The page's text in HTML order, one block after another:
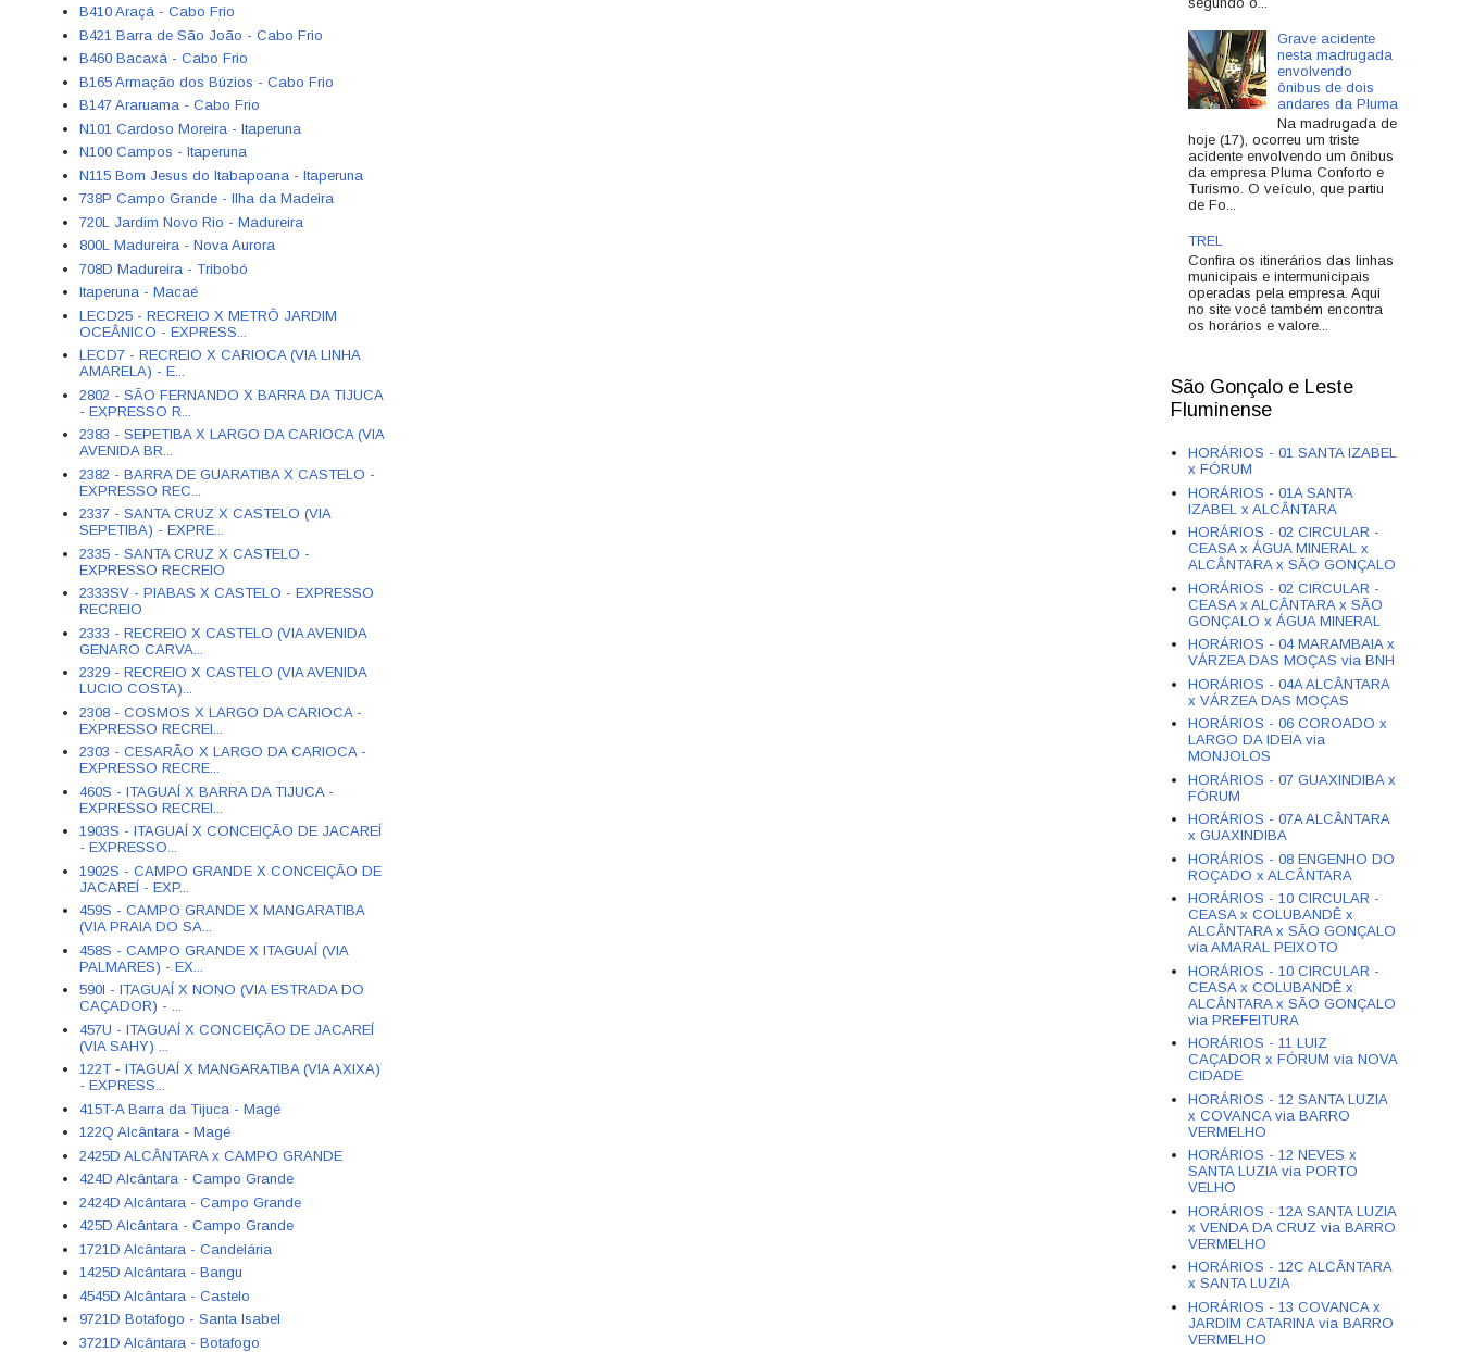
B410 Araçá - Cabo Frio
B421 Barra de São João - Cabo Frio
B460 Bacaxá - Cabo Frio
B165 Armação dos Búzios - Cabo Frio
B147 Araruama - Cabo Frio
N101 Cardoso Moreira - Itaperuna
N100 Campos - Itaperuna
N115 Bom Jesus do Itabapoana - Itaperuna
738P Campo Grande - Ilha da Madeira
720L Jardim Novo Rio - Madureira
800L Madureira - Nova Aurora
708D Madureira - Tribobó
Itaperuna - Macaé
LECD25 - RECREIO X METRÔ JARDIM
OCEÂNICO - EXPRESS...
LECD7 - RECREIO X CARIOCA (VIA LINHA
AMARELA) - E...
2802 - SÃO FERNANDO X BARRA DA TIJUCA
- EXPRESSO R...
2383 - SEPETIBA X LARGO DA CARIOCA (VIA
AVENIDA BR...
2382 - BARRA DE GUARATIBA X CASTELO -
EXPRESSO REC...
2337 - SANTA CRUZ X CASTELO (VIA
SEPETIBA) - EXPRE...
2335 - SANTA CRUZ X CASTELO -
EXPRESSO RECREIO
2333SV - PIABAS X CASTELO - EXPRESSO
RECREIO
2333 - RECREIO X CASTELO (VIA AVENIDA
GENARO CARVA...
2329 - RECREIO X CASTELO (VIA AVENIDA
LUCIO COSTA)...
2308 - COSMOS X LARGO DA CARIOCA -
EXPRESSO RECREI...
2303 - CESARÃO X LARGO DA CARIOCA -
EXPRESSO RECRE...
460S - ITAGUAÍ X BARRA DA TIJUCA -
EXPRESSO RECREI...
1903S - ITAGUAÍ X CONCEIÇÃO DE JACAREÍ
- EXPRESSO...
1902S - CAMPO GRANDE X CONCEIÇÃO DE
JACAREÍ - EXP...
459S - CAMPO GRANDE X MANGARATIBA
(VIA PRAIA DO SA...
458S - CAMPO GRANDE X ITAGUAÍ (VIA
PALMARES) - EX...
590I - ITAGUAÍ X NONO (VIA ESTRADA DO
CAÇADOR) - ...
457U - ITAGUAÍ X CONCEIÇÃO DE JACAREÍ
(VIA SAHY) ...
122T - ITAGUAÍ X MANGARATIBA (VIA AXIXA)
- EXPRESS...
415T-A Barra da Tijuca - Magé
122Q Alcântara - Magé
2425D ALCÂNTARA x CAMPO GRANDE
424D Alcântara - Campo Grande
2424D Alcântara - Campo Grande
425D Alcântara - Campo Grande
1721D Alcântara - Candelária
1425D Alcântara - Bangu
4545D Alcântara - Castelo
9721D Botafogo - Santa Isabel
3721D Alcântara - Botafogo
Grave acidente
nesta madrugada
envolvendo
ônibus de dois
andares da Pluma
Na madrugada de
hoje (17), ocorreu um triste
acidente envolvendo um ônibus
da empresa Pluma Conforto e
Turismo. O veículo, que partiu
de Fo...
TREL
Confira os itinerários das linhas
municipais e intermunicipais
operadas pela empresa. Aqui
no site você também encontra
os horários e valore...
São Gonçalo e Leste
Fluminense
HORÁRIOS - 01 SANTA IZABEL
x FÓRUM
HORÁRIOS - 01A SANTA
IZABEL x ALCÂNTARA
HORÁRIOS - 02 CIRCULAR -
CEASA x ÁGUA MINERAL x
ALCÂNTARA x SÃO GONÇALO
HORÁRIOS - 02 CIRCULAR -
CEASA x ALCÂNTARA x SÃO
GONÇALO x ÁGUA MINERAL
HORÁRIOS - 04 MARAMBAIA x
VÁRZEA DAS MOÇAS via BNH
HORÁRIOS - 04A ALCÂNTARA
x VÁRZEA DAS MOÇAS
HORÁRIOS - 06 COROADO x
LARGO DA IDEIA via
MONJOLOS
HORÁRIOS - 07 GUAXINDIBA x
FÓRUM
HORÁRIOS - 07A ALCÂNTARA
x GUAXINDIBA
HORÁRIOS - 08 ENGENHO DO
ROÇADO x ALCÂNTARA
HORÁRIOS - 10 CIRCULAR -
CEASA x COLUBANDÊ x
ALCÂNTARA x SÃO GONÇALO
via AMARAL PEIXOTO
HORÁRIOS - 10 CIRCULAR -
CEASA x COLUBANDÊ x
ALCÂNTARA x SÃO GONÇALO
via PREFEITURA
HORÁRIOS - 11 LUIZ
CAÇADOR x FÓRUM via NOVA
CIDADE
HORÁRIOS - 12 SANTA LUZIA
x COVANCA via BARRO
VERMELHO
HORÁRIOS - 12 NEVES x
SANTA LUZIA via PORTO
VELHO
HORÁRIOS - 12A SANTA LUZIA
x VENDA DA CRUZ via BARRO
VERMELHO
HORÁRIOS - 12C ALCÂNTARA
x SANTA LUZIA
HORÁRIOS - 13 COVANCA x
JARDIM CATARINA via BARRO
VERMELHO